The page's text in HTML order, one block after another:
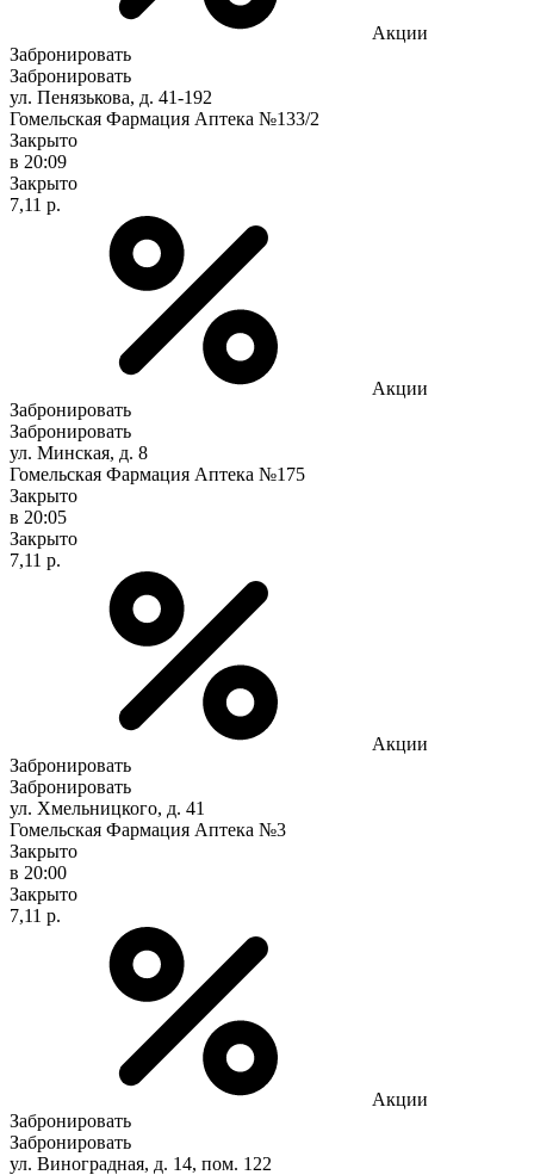
Акции
Забронировать
Забронировать
ул. Пенязькова, д. 41-192
Гомельская Фармация Аптека №133/2
Закрыто
в 20:09
Закрыто
7,11 р.
Акции
Забронировать
Забронировать
ул. Минская, д. 8
Гомельская Фармация Аптека №175
Закрыто
в 20:05
Закрыто
7,11 р.
Акции
Забронировать
Забронировать
ул. Хмельницкого, д. 41
Гомельская Фармация Аптека №3
Закрыто
в 20:00
Закрыто
7,11 р.
Акции
Забронировать
Забронировать
ул. Виноградная, д. 14, пом. 122